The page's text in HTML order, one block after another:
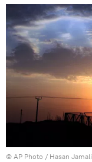
© AP Photo / Hasan Jamali